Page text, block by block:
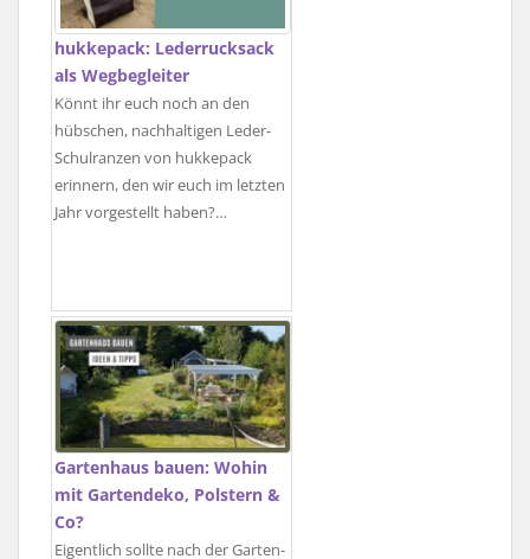
hukkepack: Lederrucksack
als Wegbegleiter
Könnt ihr euch noch an den
hübschen, nachhaltigen Leder-
Schulranzen von hukkepack
erinnern, den wir euch im letzten
Jahr vorgestellt haben?…
Gartenhaus bauen: Wohin
mit Gartendeko, Polstern &
Co?
Eigentlich sollte nach der Garten-